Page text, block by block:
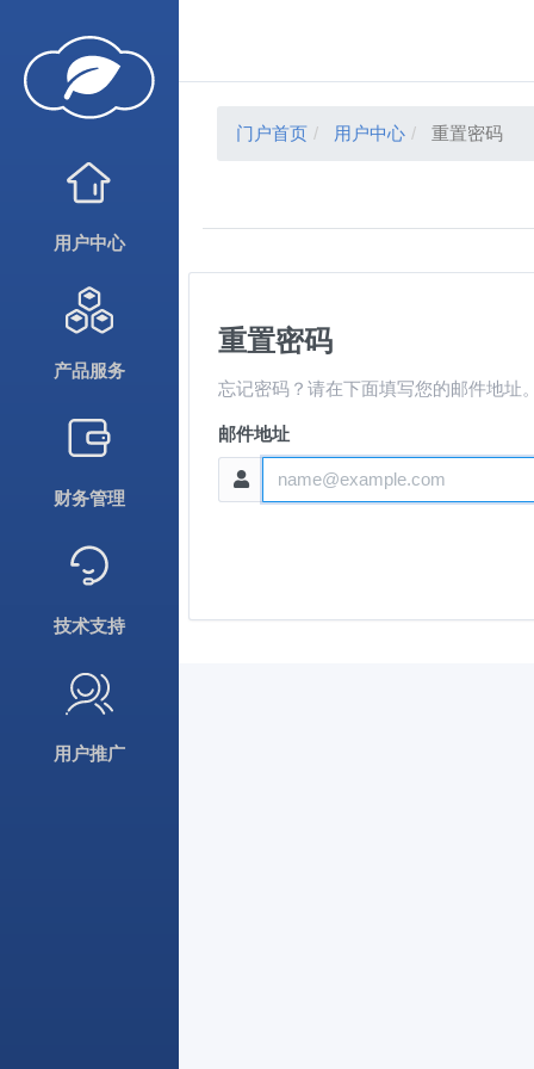
用户中心
产品服务
财务管理
技术支持
用户推广
门户首页 用户中心 重置密码
重置密码
忘记密码？请在下面填写您的邮件地址
邮件地址